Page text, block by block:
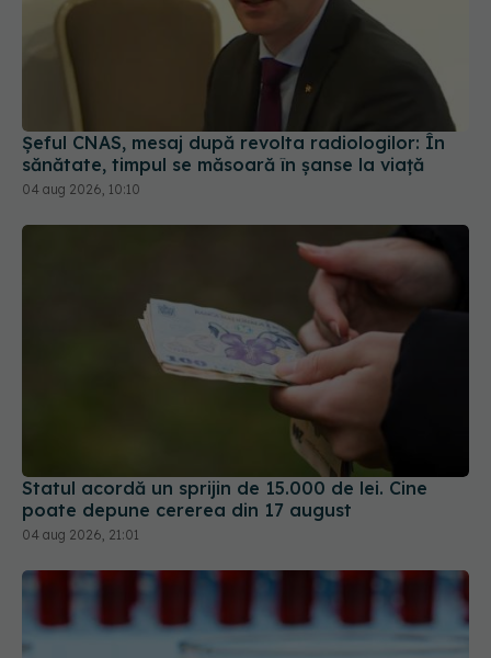
Șeful CNAS, mesaj după revolta radiologilor: În
sănătate, timpul se măsoară în șanse la viață
04 aug 2026, 10:10
Statul acordă un sprijin de 15.000 de lei. Cine
poate depune cererea din 17 august
04 aug 2026, 21:01